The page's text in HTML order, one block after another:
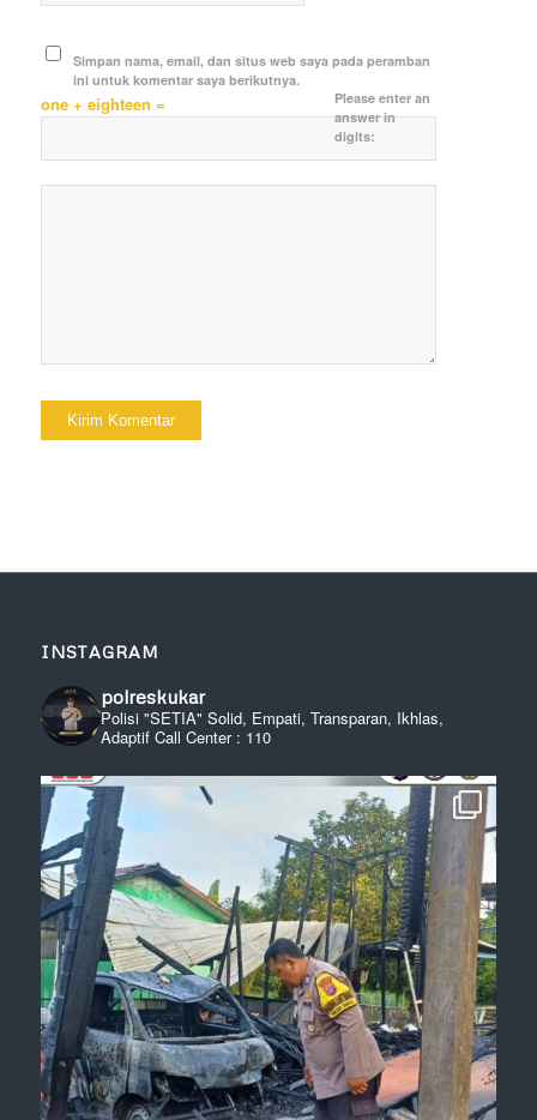
Simpan nama, email, dan situs web saya pada peramban
ini untuk komentar saya berikutnya.
Please enter an
answer in
digits:
one + eighteen =
INSTAGRAM
polreskukar
Polisi "SETIA" Solid, Empati, Transparan, Ikhlas,
AdaptifCall Center : 110